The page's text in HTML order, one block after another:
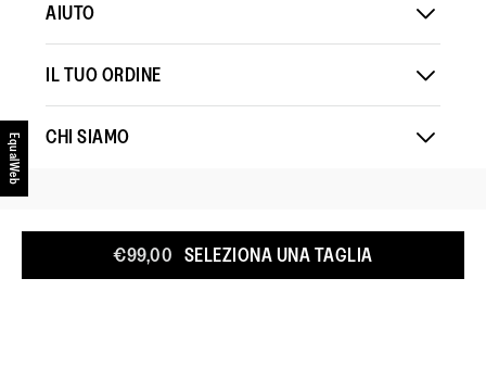
€99,00 SELEZIONA UNA TAGLIA
AIUTO
IL TUO ORDINE
CHI SIAMO
INFORMATIVA SUI COOKIE
EqualWeb